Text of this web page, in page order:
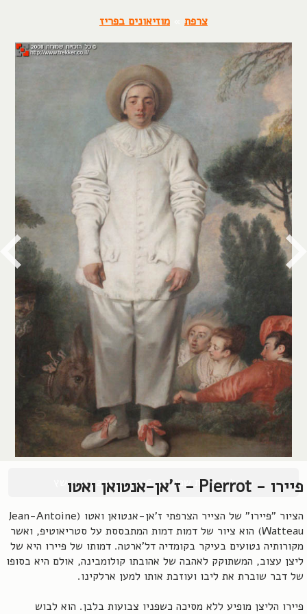
צרפת מוזיאונים בפריז
פיירו - Pierrot - ז'אן-אנטואן ואטו
הציור "פיירו" של הצייר הצרפתי ז'אן-אנטואן ואטו (Jean-Antoine
Watteau) הוא ציור של דמות דמות המתבססת על סטריאוטיפ, ואשר
מקורותיה נטועים בעיקר בקומדיה דל'ארטה. דמותו של פיירו היא של
ליצן עצוב, המשתוקק לאהבה של אהובתו קולומבינה, אולם היא בסופו
של דבר שוברת את ליבו ועוזבת אותו למען ארלקינו.
פיירו הליצן מופיע ללא מסיכה כשפניו צבועות בלבן. הוא לבוש
© כל הזכויות שמורות, 2004-2026, אורן שץ